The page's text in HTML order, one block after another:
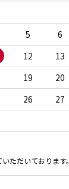
5 6
12 13
19 20
26 27
ただいております。